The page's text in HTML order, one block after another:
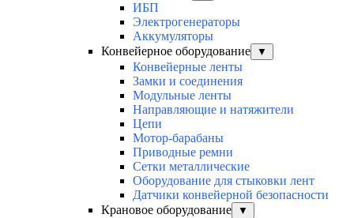
ИБП
Электрогенераторы
Аккумуляторы
Конвейерное оборудование
▼
Конвейерные ленты
Замки и соединения
Модульные ленты
Направляющие и натяжители
Цепи
Мотор-барабаны
Приводные ремни
Сетки металлические
Оборудование для стыковки лент
Датчики конвейерной безопасности
Крановое оборудование
▼